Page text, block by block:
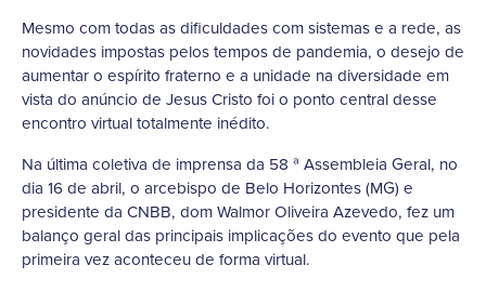
Mesmo com todas as dificuldades com sistemas e a rede, as
novidades impostas pelos tempos de pandemia, o desejo de
aumentar o espírito fraterno e a unidade na diversidade em
vista do anúncio de Jesus Cristo foi o ponto central desse
encontro virtual totalmente inédito.
Na última coletiva de imprensa da 58 ª Assembleia Geral, no
dia 16 de abril, o arcebispo de Belo Horizontes (MG) e
presidente da CNBB, dom Walmor Oliveira Azevedo, fez um
balanço geral das principais implicações do evento que pela
primeira vez aconteceu de forma virtual.